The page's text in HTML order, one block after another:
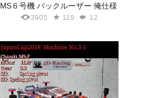
MS６号機 バックルーザー 俺仕様
3905 119 12